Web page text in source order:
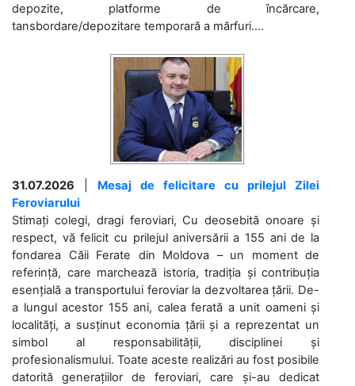
depozite, platforme de încărcare,
tansbordare/depozitare temporară a mărfuri....
31.07.2026
Mesaj de felicitare cu prilejul Zilei
Feroviarului
Stimați colegi, dragi feroviari, Cu deosebită onoare și
respect, vă felicit cu prilejul aniversării a 155 ani de la
fondarea Căii Ferate din Moldova – un moment de
referință, care marchează istoria, tradiția și contribuția
esențială a transportului feroviar la dezvoltarea țării. De-
a lungul acestor 155 ani, calea ferată a unit oameni și
localități, a susținut economia țării și a reprezentat un
simbol al responsabilității, disciplinei și
profesionalismului. Toate aceste realizări au fost posibile
datorită generațiilor de feroviari, care și-au dedicat